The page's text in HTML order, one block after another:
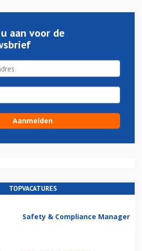
aan voor de
TOPVACATURES
Safety & Compliance Manager